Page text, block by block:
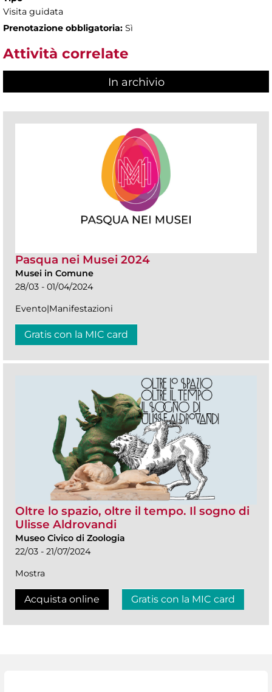
Visita guidata
Prenotazione obbligatoria: Sì
Attività correlate
In archivio
Pasqua nei Musei 2024
Musei in Comune
28/03 - 01/04/2024
Evento|Manifestazioni
Gratis con la MIC card
Oltre lo spazio, oltre il tempo. Il sogno di
Ulisse Aldrovandi
Museo Civico di Zoologia
22/03 - 21/07/2024
Mostra
Acquista online Gratis con la MIC card